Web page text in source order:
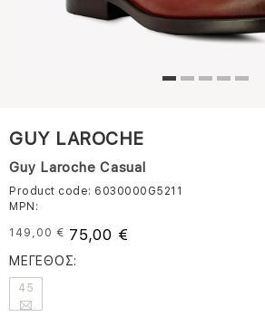
GUY LAROCHE
Guy Laroche Casual
Product code: 6030000G5211
MPN:
149,00 € 75,00 €
ΜΕΓΕΘΟΣ:
45